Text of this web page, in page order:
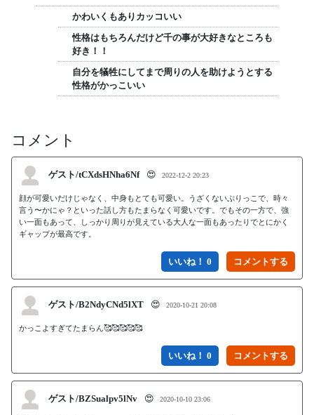
かわいくもありカッコいい
性格はもちろんだけど千の事が大好きなところも
好き！！
自分を犠牲にしてまで周りの人を助けようとする
性格がかっこいい
コメント
ゲスト/tCXdsHNha6Nf 😍 2022-12-2 20:23
顔が可愛いだけじゃなく、中身もとても可愛い。うざくないぶりっこで、時々
言う〜かにゃ？といった話し方もたまらなく可愛いです。でもその一方で、強
い一面もあって、しっかり周りが見えている大人な一面もあったりでとにかく
いいね！ 0
ゲスト/B2NdyCNd5lXT 😍 2020-10-21 20:08
かっこよすぎてたまらん🥰🥰🥰🥰🥰
いいね！ 0
ゲスト/BZSualpv5lNv 😍 2020-10-10 23:06